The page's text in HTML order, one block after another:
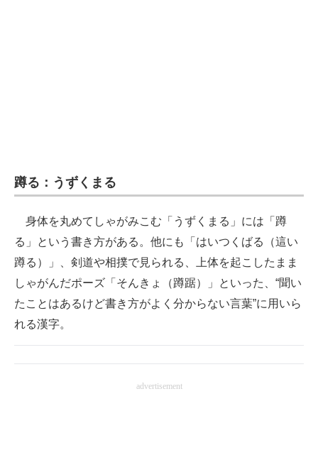
蹲る：うずくまる
身体を丸めてしゃがみこむ「うずくまる」には「蹲
る」という書き方がある。他にも「はいつくばる（這い
蹲る）」、剣道や相撲で見られる、上体を起こしたまま
しゃがんだポーズ「そんきょ（蹲踞）」といった、“聞い
たことはあるけど書き方がよく分からない言葉”に用いら
れる漢字。
advertisement